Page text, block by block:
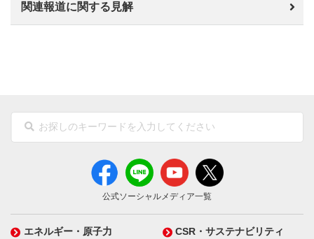
関連報道に関する見解
公式ソーシャルメディア一覧
エネルギー・原子力 CSR・サステナビリティ